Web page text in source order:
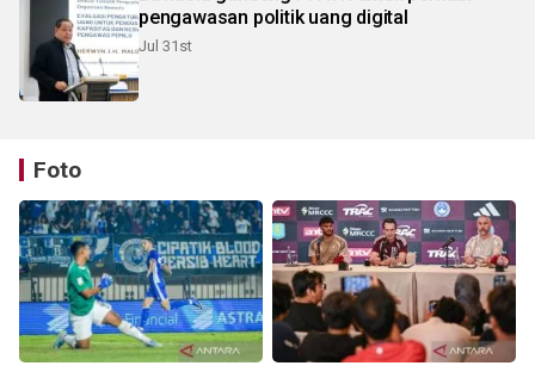
pengawasan politik uang digital
Jul 31st
Foto